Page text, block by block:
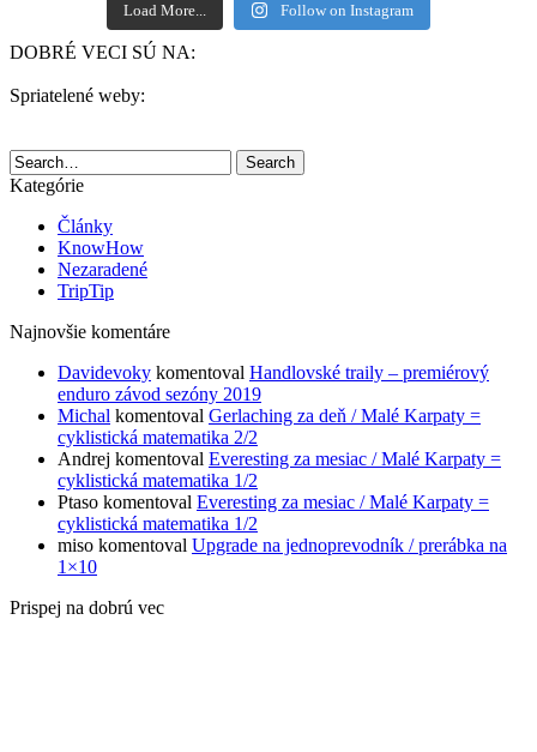
Load More... Follow on Instagram
DOBRÉ VECI SÚ NA:
Spriatelené weby:
Search
Kategórie
Články
KnowHow
Nezaradené
TripTip
Najnovšie komentáre
Davidevoky komentoval Handlovské traily – premiérový
enduro závod sezóny 2019
Michal komentoval Gerlaching za deň / Malé Karpaty =
cyklistická matematika 2/2
Andrej komentoval Everesting za mesiac / Malé Karpaty =
cyklistická matematika 1/2
Ptaso komentoval Everesting za mesiac / Malé Karpaty =
cyklistická matematika 1/2
miso komentoval Upgrade na jednoprevodník / prerábka na
1×10
Prispej na dobrú vec